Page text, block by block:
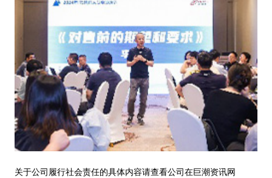
关于公司履行社会责任的具体内容请查看公司在巨潮资讯网